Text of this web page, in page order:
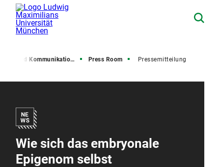
und Kommunikation (PuK) Press Room Pressemitteilung
Wie sich das embryonale
Epigenom selbst